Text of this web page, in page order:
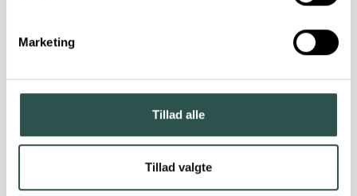
Marketing
Tillad alle
Tillad valgte